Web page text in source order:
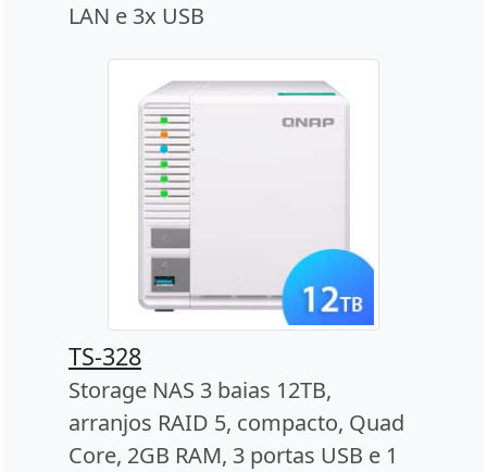
LAN e 3x USB
TS-328
Storage NAS 3 baias 12TB,
arranjos RAID 5, compacto, Quad
Core, 2GB RAM, 3 portas USB e 1